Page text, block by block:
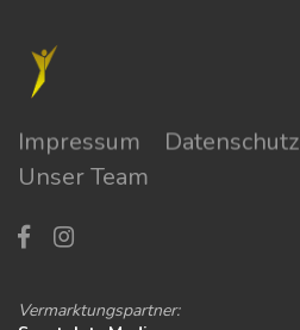
Impressum Datenschutz
Unser Team
Vermarktungspartner: